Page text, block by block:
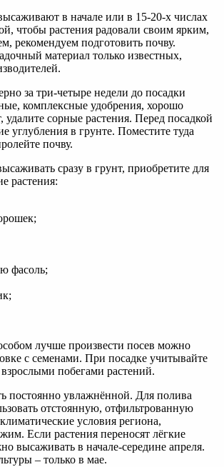
в начале или в 15-20-х числах
чтобы растения радовали своим ярким,
рекомендуем подготовить почву.
материал только известных,
за три-четыре недели до посадки
комплексные удобрения, хорошо
удалите сорные растения. Перед посадкой
углубления в грунте. Поместите туда
почву.
сразу в грунт, приобретите для
растения:
фасоль;
лучше произвести посев можно
с семенами. При посадке учитывайте
побегами растений.
постоянно увлажнённой. Для полива
отстоянную, отфильтрованную
условия региона,
Если растения переносят лёгкие
высаживать в начале-середине апреля.
– только в мае.